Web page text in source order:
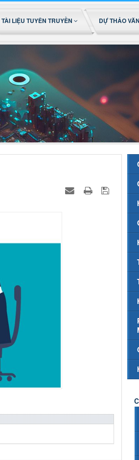
TÀI LIỆU TUYÊN TRUYỀN DỰ THẢO